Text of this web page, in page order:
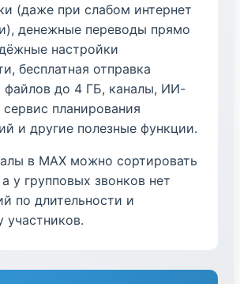
(даже при слабом интернет
денежные переводы прямо
настройки
бесплатная отправка
файлов до 4 ГБ, каналы, ИИ-
планирования
и другие полезные функции.
в МАХ можно сортировать
у групповых звонков нет
по длительности и
участников.